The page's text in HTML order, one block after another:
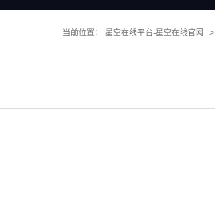
当前位置： 星空在线平台-星空在线官网, >